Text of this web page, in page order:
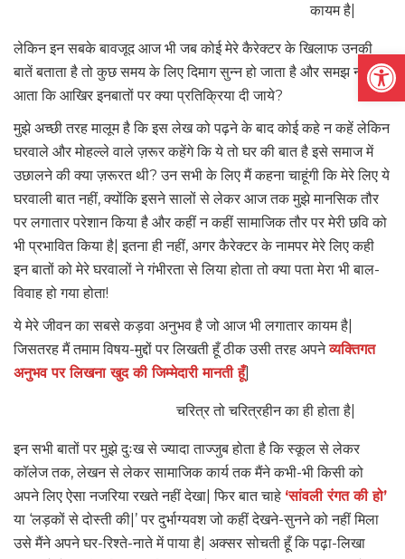
कायम है|
लेकिन इन सबके बावजूद आज भी जब कोई मेरे कैरेक्टर के खिलाफ उनकी
बातें बताता है तो कुछ समय के लिए दिमाग सुन्न हो जाता है और समझ नहीं
आता कि आखिर इनबातों पर क्या प्रतिक्रिया दी जाये?
मुझे अच्छी तरह मालूम है कि इस लेख को पढ़ने के बाद कोई कहे न कहें लेकिन
घरवाले और मोहल्ले वाले ज़रूर कहेंगे कि ये तो घर की बात है इसे समाज में
उछालने की क्या ज़रूरत थी? उन सभी के लिए मैं कहना चाहूंगी कि मेरे लिए ये
घरवाली बात नहीं, क्योंकि इसने सालों से लेकर आज तक मुझे मानसिक तौर
पर लगातार परेशान किया है और कहीं न कहीं सामाजिक तौर पर मेरी छवि को
भी प्रभावित किया है| इतना ही नहीं, अगर कैरेक्टर के नामपर मेरे लिए कही
इन बातों को मेरे घरवालों ने गंभीरता से लिया होता तो क्या पता मेरा भी बाल-
विवाह हो गया होता!
ये मेरे जीवन का सबसे कड़वा अनुभव है जो आज भी लगातार कायम है|
जिसतरह मैं तमाम विषय-मुद्दों पर लिखती हूँ ठीक उसी तरह अपनेव्यक्तिगत
अनुभव पर लिखना खुद की जिम्मेदारी मानती हूँ|
चरित्र तो चरित्रहीन का ही होता है|
इन सभी बातों पर मुझे दुःख से ज्यादा ताज्जुब होता है कि स्कूल से लेकर
कॉलेज तक, लेखन से लेकर सामाजिक कार्य तक मैंने कभी-भी किसी को
अपने लिए ऐसा नजरिया रखते नहीं देखा| फिर बात चाहे ‘सांवली रंगत की हो’
या ‘लड़कों से दोस्ती की|’ पर दुर्भाग्यवश जो कहीं देखने-सुनने को नहीं मिला
उसे मैंने अपने घर-रिश्ते-नाते में पाया है| अक्सर सोचती हूँ कि पढ़ा-लिखा